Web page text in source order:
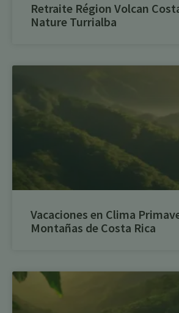
Retraite Région Volcan
Nature Turrialba
Vacaciones en Clima
Montañas de Costa Rica